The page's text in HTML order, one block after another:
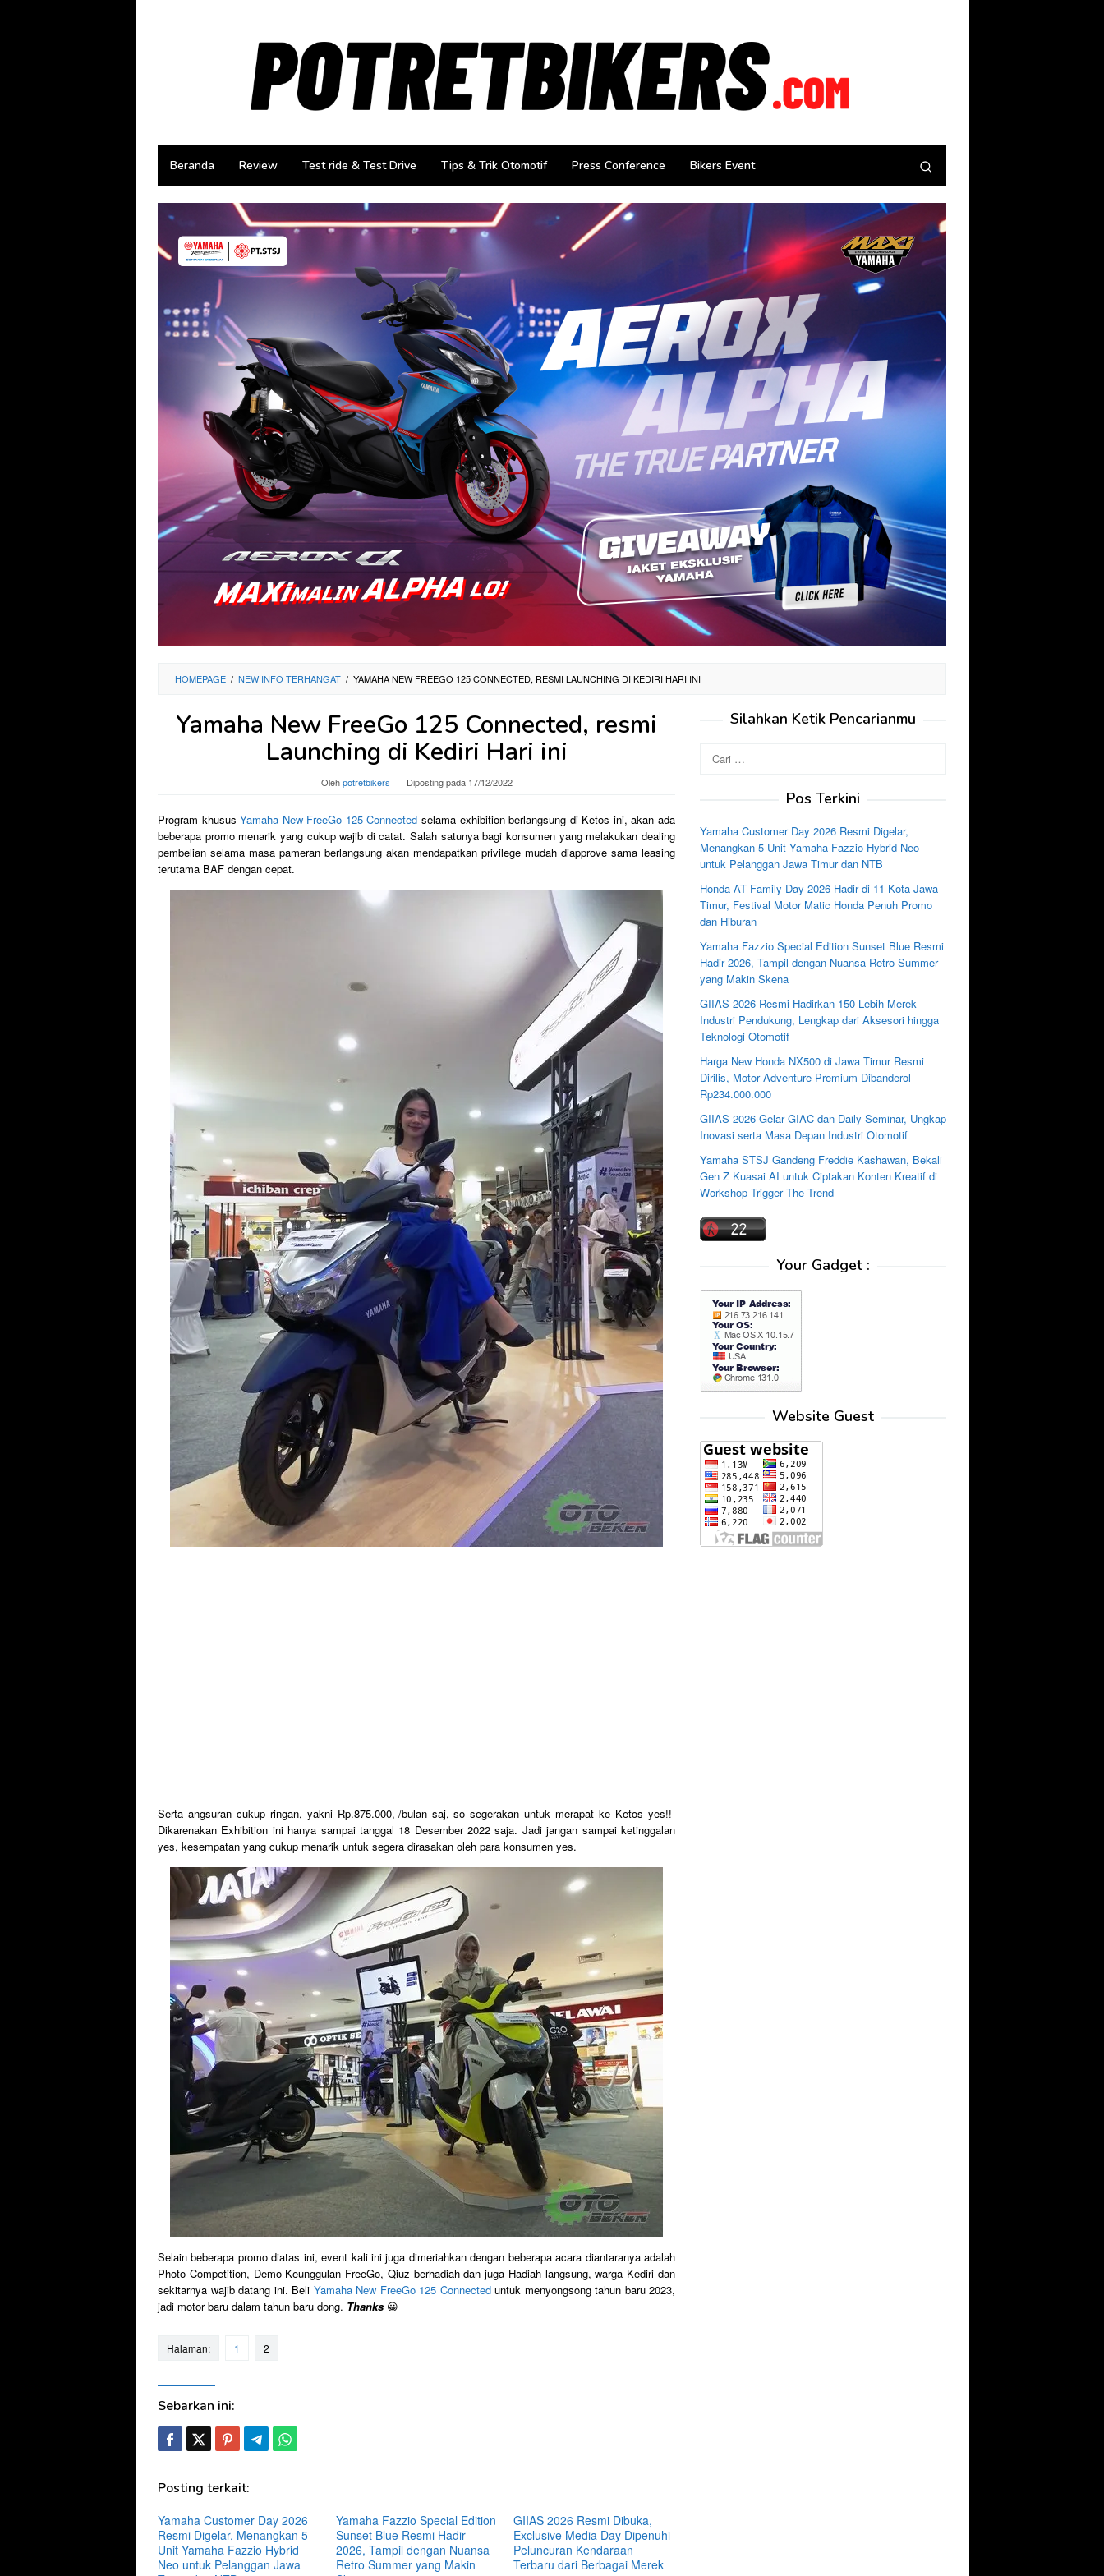
Beranda Review Test ride & Test Drive Tips & Trik Otomotif Press Conference Bikers Event
HOMEPAGE / NEW INFO TERHANGAT / YAMAHA NEW FREEGO 125 CONNECTED, RESMI LAUNCHING DI KEDIRI HARI INI
Yamaha New FreeGo 125 Connected, resmi
Launching di Kediri Hari ini
Olehpotretbikers Diposting pada 17/12/2022
Program khusus Yamaha New FreeGo 125 Connected selama exhibition berlangsung di Ketos ini, akan ada
beberapa promo menarik yang cukup wajib di catat. Salah satunya bagi konsumen yang melakukan dealing
pembelian selama masa pameran berlangsung akan mendapatkan privilege mudah diapprove sama leasing
terutama BAF dengan cepat.
Serta angsuran cukup ringan, yakni Rp.875.000,-/bulan saj, so segerakan untuk merapat ke Ketos yes!!
Dikarenakan Exhibition ini hanya sampai tanggal 18 Desember 2022 saja. Jadi jangan sampai ketinggalan
yes, kesempatan yang cukup menarik untuk segera dirasakan oleh para konsumen yes.
Selain beberapa promo diatas ini, event kali ini juga dimeriahkan dengan beberapa acara diantaranya adalah
Photo Competition, Demo Keunggulan FreeGo, Qiuz berhadiah dan juga Hadiah langsung, warga Kediri dan
sekitarnya wajib datang ini. Beli Yamaha New FreeGo 125 Connecteduntuk menyongsong tahun baru 2023,
jadi motor baru dalam tahun baru dong. Thanks 😀
Halaman: 1 2
Sebarkan ini:
Posting terkait:
Yamaha Customer Day 2026
Resmi Digelar, Menangkan 5
Unit Yamaha Fazzio Hybrid
Neo untuk Pelanggan Jawa
Yamaha Fazzio Special Edition
Sunset Blue Resmi Hadir
2026, Tampil dengan Nuansa
Retro Summer yang Makin
GIIAS 2026 Resmi Dibuka,
Exclusive Media Day Dipenuhi
Peluncuran Kendaraan
Terbaru dari Berbagai Merek
Silahkan Ketik Pencarianmu
untuk:
Pos Terkini
Yamaha Customer Day 2026 Resmi Digelar,
Menangkan 5 Unit Yamaha Fazzio Hybrid Neo
untuk Pelanggan Jawa Timur dan NTB
Honda AT Family Day 2026 Hadir di 11 Kota Jawa
Timur, Festival Motor Matic Honda Penuh Promo
dan Hiburan
Yamaha Fazzio Special Edition Sunset Blue Resmi
Hadir 2026, Tampil dengan Nuansa Retro Summer
yang Makin Skena
GIIAS 2026 Resmi Hadirkan 150 Lebih Merek
Industri Pendukung, Lengkap dari Aksesori hingga
Teknologi Otomotif
Harga New Honda NX500 di Jawa Timur Resmi
Dirilis, Motor Adventure Premium Dibanderol
Rp234.000.000
GIIAS 2026 Gelar GIAC dan Daily Seminar, Ungkap
Inovasi serta Masa Depan Industri Otomotif
Yamaha STSJ Gandeng Freddie Kashawan, Bekali
Gen Z Kuasai AI untuk Ciptakan Konten Kreatif di
Workshop Trigger The Trend
Your Gadget :
Website Guest